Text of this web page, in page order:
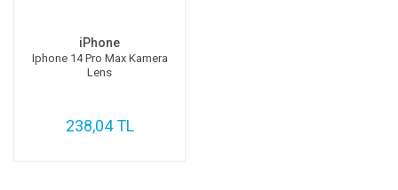
iPhone
Iphone 14 Pro Max Kamera
Lens
238,04 TL